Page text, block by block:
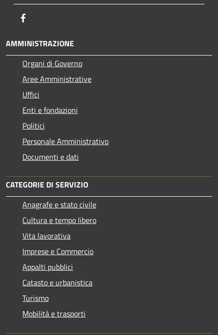
AMMINISTRAZIONE
Organi di Governo
Aree Amministrative
Uffici
Enti e fondazioni
Politici
Personale Amministrativo
Documenti e dati
CATEGORIE DI SERVIZIO
Anagrafe e stato civile
Cultura e tempo libero
Vita lavorativa
Imprese e Commercio
Appalti pubblici
Catasto e urbanistica
Turismo
Mobilità e trasporti